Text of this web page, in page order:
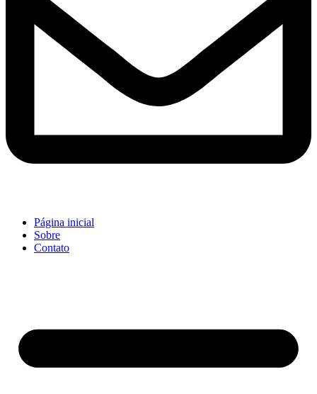
Página inicial
Sobre
Contato